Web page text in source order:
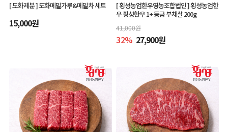
[ 도화제분 ]도화메밀가루&메밀차 세트
15,000원
[ 횡성농업한우영농조합법인 ]횡성농업한
우 횡성한우 1+ 등급 부채살 200g
41,000원
32% 27,900원